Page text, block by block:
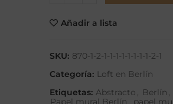
Añadir a lista
SKU: 870-1-2-1-1-1-1-1-1-1-1-2-1
Categoría: Loft en Berlín
Etiquetas: Abstracto , Berlín ,
Papel mural Berlín , papel